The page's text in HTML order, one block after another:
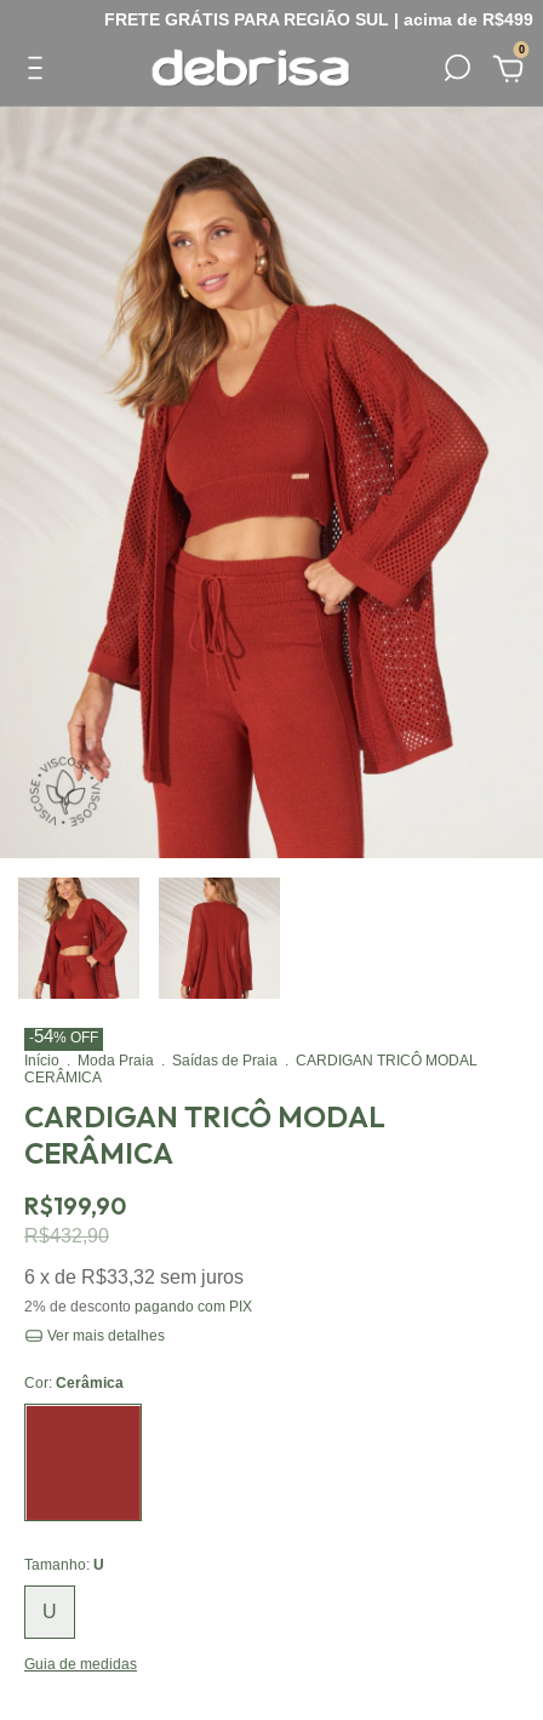
0
Início . Moda Praia . Saídas de Praia . CARDIGAN TRICÔ MODAL
CERÂMICA
CARDIGAN TRICÔ MODAL
CERÂMICA
R$199,90
-54% OFF
R$432,90
6 x de R$33,32 sem juros
2% de desconto pagando com PIX
Ver mais detalhes
Cor: Cerâmica
Tamanho: U
U
Guia de medidas
FRETE GRÁTIS PARA REGIÃO SUL | acima de R$499